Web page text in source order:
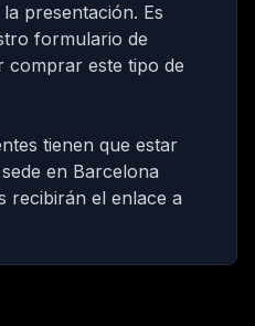
presentación. Es
formulario de
comprar este tipo de
tienen que estar
en Barcelona
recibirán el enlace a